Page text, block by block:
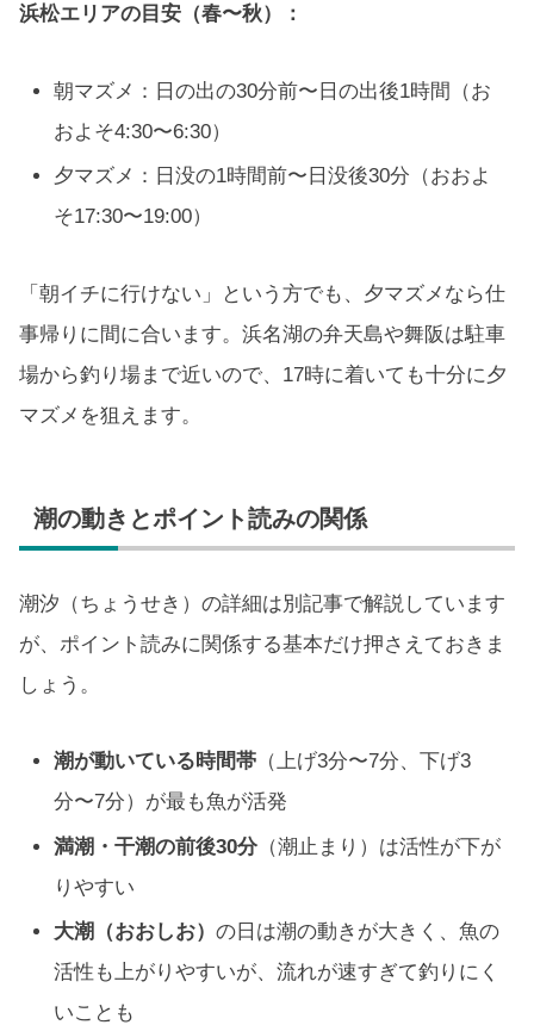
浜松エリアの目安（春〜秋）：
朝マズメ：日の出の30分前〜日の出後1時間（お
およそ4:30〜6:30）
夕マズメ：日没の1時間前〜日没後30分（おおよ
そ17:30〜19:00）
「朝イチに行けない」という方でも、夕マズメなら仕
事帰りに間に合います。浜名湖の弁天島や舞阪は駐車
場から釣り場まで近いので、17時に着いても十分に夕
マズメを狙えます。
潮の動きとポイント読みの関係
潮汐（ちょうせき）の詳細は別記事で解説しています
が、ポイント読みに関係する基本だけ押さえておきま
しょう。
潮が動いている時間帯 （上げ3分〜7分、下げ3
分〜7分）が最も魚が活発
満潮・干潮の前後30分 （潮止まり）は活性が下が
りやすい
大潮（おおしお）の日は潮の動きが大きく、魚の
活性も上がりやすいが、流れが速すぎて釣りにく
いことも